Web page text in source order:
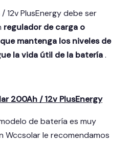
12v PlusEnergy debe ser
regulador de carga o
mantenga los niveles de
la vida útil de la batería.
200Ah / 12v PlusEnergy
de batería es muy
Wccsolar le recomendamos